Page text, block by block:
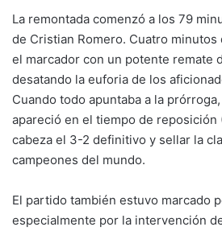
La remontada comenzó a los 79
de Cristian Romero. Cuatro
el marcador con un potente remate
desatando la euforia de los
Cuando todo apuntaba a la
apareció en el tiempo de reposición
cabeza el 3-2 definitivo y sellar la
campeones del mundo.
El partido también estuvo marcado
especialmente por la intervención